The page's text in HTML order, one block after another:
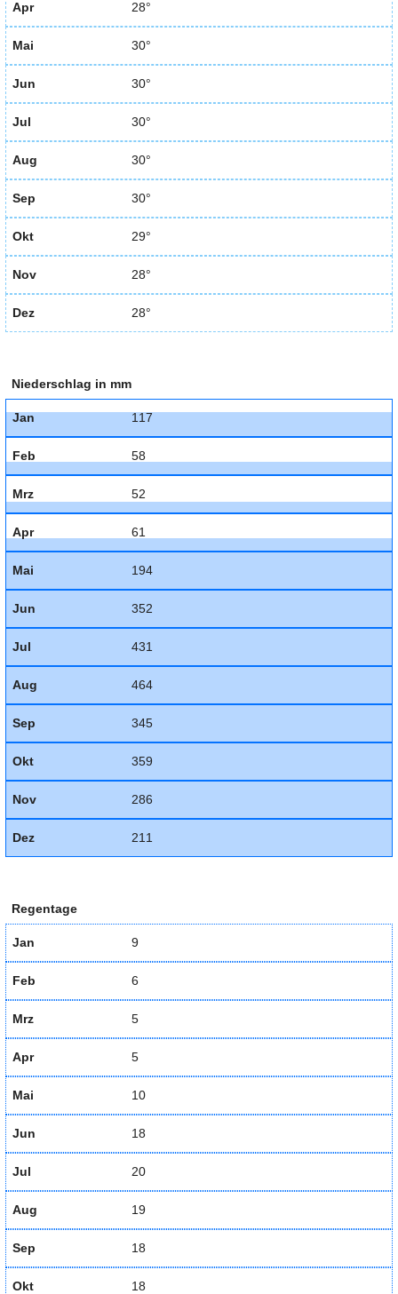
Apr 28°
Mai 30°
Jun 30°
Jul 30°
Aug 30°
Sep 30°
Okt 29°
Nov 28°
Dez 28°
Niederschlag in mm
Jan 117
Feb 58
Mrz 52
Apr 61
Mai 194
Jun 352
Jul 431
Aug 464
Sep 345
Okt 359
Nov 286
Dez 211
Regentage
Jan 9
Feb 6
Mrz 5
Apr 5
Mai 10
Jun 18
Jul 20
Aug 19
Sep 18
Okt 18